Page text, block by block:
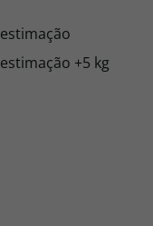
+5 kg